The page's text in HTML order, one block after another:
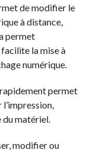
de modifier le
à distance,
permet
facilite la mise à
numérique.
permet
l’impression,
du matériel.
modifier ou